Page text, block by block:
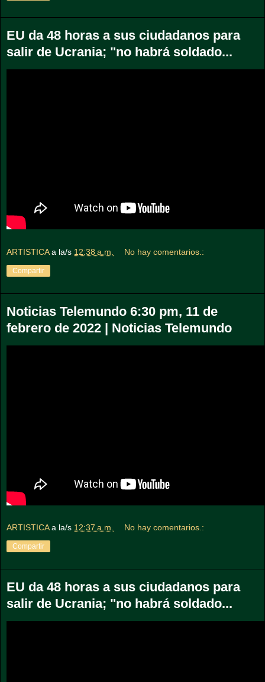
EU da 48 horas a sus ciudadanos para
salir de Ucrania; "no habrá soldado...
ARTISTICA a la/s 12:38 a.m. No hay comentarios.:
Compartir
Noticias Telemundo 6:30 pm, 11 de
febrero de 2022 | Noticias Telemundo
ARTISTICA a la/s 12:37 a.m. No hay comentarios.:
Compartir
EU da 48 horas a sus ciudadanos para
salir de Ucrania; "no habrá soldado...